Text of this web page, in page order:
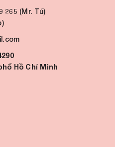
265 (Mr. Tú)
Hồ Chí Minh